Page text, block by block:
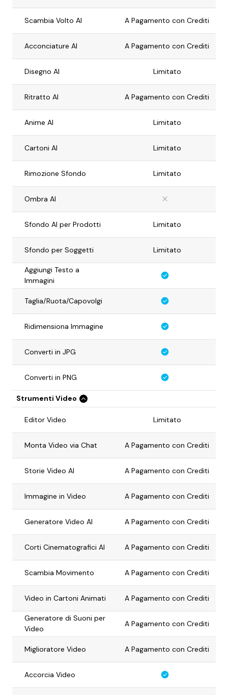
Scambia Volto AI A Pagamento con Crediti
Acconciature AI A Pagamento con Crediti
Disegno AI Limitato
Ritratto AI A Pagamento con Crediti
Anime AI Limitato
Cartoni AI Limitato
Rimozione Sfondo Limitato
Ombra AI
Sfondo AI per Prodotti Limitato
Sfondo per Soggetti Limitato
Aggiungi Testo a
Immagini
Taglia/Ruota/Capovolgi
Ridimensiona Immagine
Converti in JPG
Converti in PNG
Strumenti Video
Editor Video Limitato
Monta Video via Chat A Pagamento con Crediti
Storie Video AI A Pagamento con Crediti
Immagine in Video A Pagamento con Crediti
Generatore Video AI A Pagamento con Crediti
Corti Cinematografici AI A Pagamento con Crediti
Scambia Movimento A Pagamento con Crediti
Video in Cartoni Animati A Pagamento con Crediti
Generatore di Suoni per
Video
A Pagamento con Crediti
Miglioratore Video A Pagamento con Crediti
Accorcia Video